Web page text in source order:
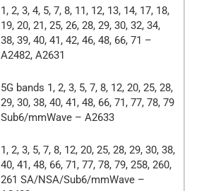
1, 2, 3, 4, 5, 7, 8, 11, 12, 13, 14, 17, 18,
19, 20, 21, 25, 26, 28, 29, 30, 32, 34,
38, 39, 40, 41, 42, 46, 48, 66, 71 –
A2482, A2631
5G bands 1, 2, 3, 5, 7, 8, 12, 20, 25, 28,
29, 30, 38, 40, 41, 48, 66, 71, 77, 78, 79
Sub6/mmWave – A2633
1, 2, 3, 5, 7, 8, 12, 20, 25, 28, 29, 30, 38,
40, 41, 48, 66, 71, 77, 78, 79, 258, 260,
261 SA/NSA/Sub6/mmWave –